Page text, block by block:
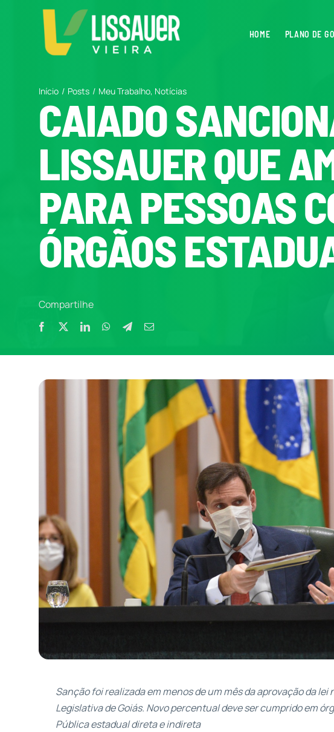
HOME PLANO DE
Início Posts Meu Trabalho Notícias
CAIADO
LISSAUER QUE
PARA PESSOAS
ÓRGÃOS
Compartilhe
Sanção foi realizada em menos de um mês da aprovação da lei
Legislativa de Goiás. Novo percentual deve ser cumprido em
Pública estadual direta e indireta